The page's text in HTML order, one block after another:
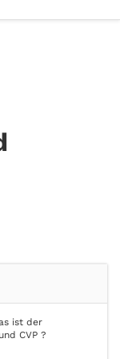
ist der
CVP ?